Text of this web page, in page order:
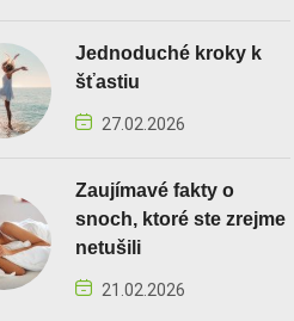
Jednoduché kroky k
šťastiu
27.02.2026
Zaujímavé fakty o
snoch, ktoré ste zrejme
netušili
21.02.2026